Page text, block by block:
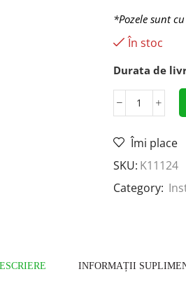
*Pozele sunt
În stoc
Durata de
Îmi place
SKU: K11124
Category:
INFORMAȚII